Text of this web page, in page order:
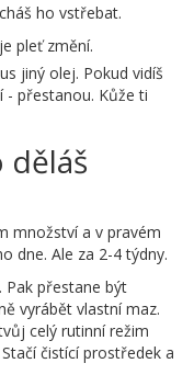
ho vstřebat.
pleť změní.
jiný olej. Pokud vidíš
- přestanou. Kůže ti
děláš
množství a v pravém
dne. Ale za 2-4 týdny.
Pak přestane být
vyrábět vlastní maz.
celý rutinní režim
čistící prostředek a